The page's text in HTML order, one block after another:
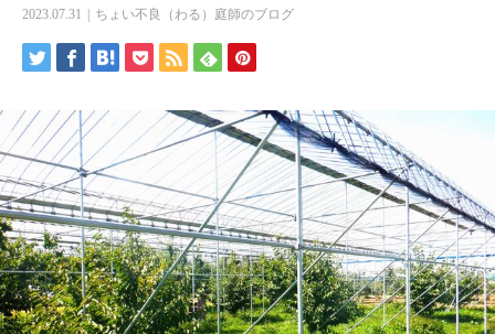
2023.07.31 ちょい不良（わる）庭師のブログ